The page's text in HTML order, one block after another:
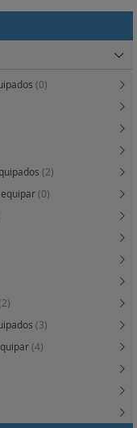
(0)
(2)
(0)
(3)
(4)